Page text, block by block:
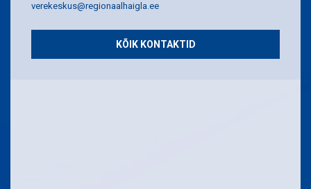
verekeskus@regionaalhaigla.ee
KÕIK KONTAKTID